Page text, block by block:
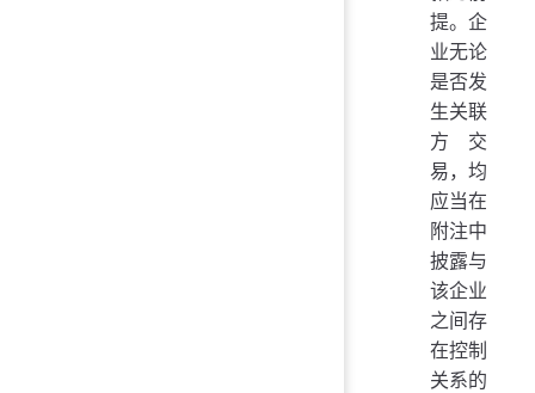
提。企
业无论
是否发
生关联
方交
易，均
应当在
附注中
披露与
该企业
之间存
在控制
关系的